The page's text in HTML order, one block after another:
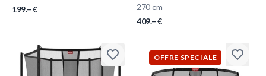
199.– €
270 cm
409.– €
OFFRE SPECIALE